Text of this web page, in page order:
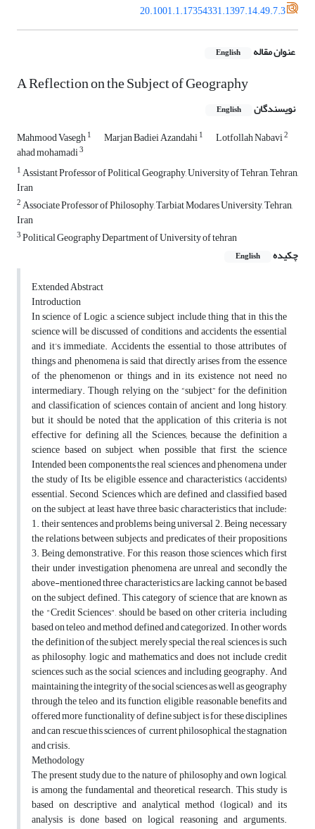
20.1001.1.17354331.1397.14.49.7.3
عنوان مقاله English
A Reflection on the Subject of Geography
نویسندگان English
Mahmood Vasegh1 Marjan Badiei Azandahi1 Lotfollah Nabavi2
ahad mohamadi3
1Assistant Professor of Political Geography, University of Tehran, Tehran,
Iran
2Associate Professor of Philosophy, Tarbiat Modares University, Tehran,
Iran
3Political Geography Department of University of tehran
چکیده
English
Extended Abstract
Introduction
In science of Logic, a science subject include thing that in this the
science will be discussed of conditions and accidents the essential
and it’s immediate. Accidents the essential to those attributes of
things and phenomena is said that directly arises from the essence
of the phenomenon or things and in its existence not need no
intermediary. Though relying on the “subject” for the definition
and classification of sciences contain of ancient and long history,
but it should be noted that the application of this criteria is not
effective for defining all the Sciences; because the definition a
science based on subject, when possible that first, the science
Intended been components the real sciences and phenomena under
the study of Its, be eligible essence and characteristics (accidents)
essential. Second, Sciences which are defined and classified based
on the subject, at least have three basic characteristics that include:
1. their sentences and problems being universal 2. Being necessary
the relations between subjects and predicates of their propositions
3. Being demonstrative. For this reason, those sciences which first
their under investigation phenomena are unreal and secondly the
above-mentioned three characteristics are lacking, cannot be based
on the subject, defined. This category of science that are known as
the "Credit Sciences", should be based on other criteria, including
based on teleo and method, defined and categorized. In other words,
the definition of the subject, merely special the real sciences is such
as philosophy, logic and mathematics and does not include credit
sciences such as the social sciences and including geography. And
maintaining the integrity of the social sciences as well as geography
through the teleo and its function, eligible reasonable benefits and
offered more functionality of define subject is for these disciplines
and can rescue this sciences of current philosophical the stagnation
and crisis.
Methodology
The present study due to the nature of philosophy and own logical,
is among the fundamental and theoretical research. This study is
based on descriptive and analytical method (logical) and its
analysis is done based on logical reasoning and arguments.